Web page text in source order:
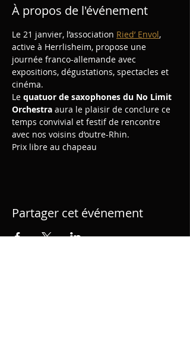
À propos de l'événement
Le 21 janvier, l’association Ried’ Envol,
active à Herrlisheim, propose une
journée franco-allemande avec
expositions, dégustations, spectacles et
cinéma.
Le quatuor de saxophones du No Limit
Orchestra aura le plaisir de conclure ce
temps convivial et festif de rencontre
avec nos voisins d’outre-Rhin.
Prix libre au chapeau
Partager cet événement